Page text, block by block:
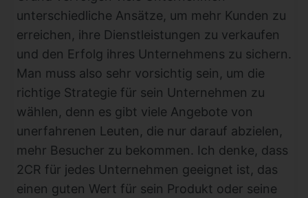
unterschiedliche Ansätze, um mehr Kunden zu
erreichen, ihre Dienstleistungen zu verkaufen
und den Erfolg ihres Unternehmens zu sichern.
Man muss also sehr vorsichtig sein, um die
richtige Strategie für sein Unternehmen zu
wählen, denn es gibt viele Angebote von
unerfahrenen Leuten, die nur darauf abzielen,
mehr Besucher zu bekommen. Ich denke, dass
2CR für jedes Unternehmen geeignet ist, das
einen guten Wert für sein Produkt oder seine